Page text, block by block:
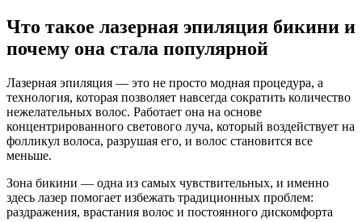
Что такое лазерная эпиляция бикини и
почему она стала популярной
Лазерная эпиляция — это не просто модная процедура, а
технология, которая позволяет навсегда сократить количество
нежелательных волос. Работает она на основе
концентрированного светового луча, который воздействует на
фолликул волоса, разрушая его, и волос становится все
меньше.
Зона бикини — одна из самых чувствительных, и именно
здесь лазер помогает избежать традиционных проблем:
раздражения, врастания волос и постоянного дискомфорта